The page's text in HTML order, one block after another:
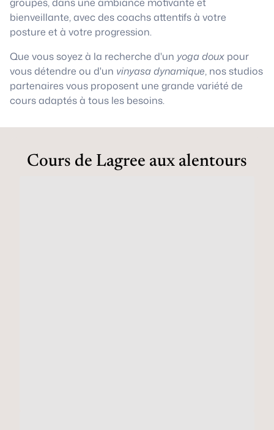
bienveillante, avec des coachs attentifs à votre
posture et à votre progression.
Que vous soyez à la recherche d'un yoga doux pour
vous détendre ou d'un vinyasa dynamique, nos studios
partenaires vous proposent une grande variété de
cours adaptés à tous les besoins.
Cours de Lagree aux alentours